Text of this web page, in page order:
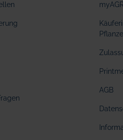
AGB